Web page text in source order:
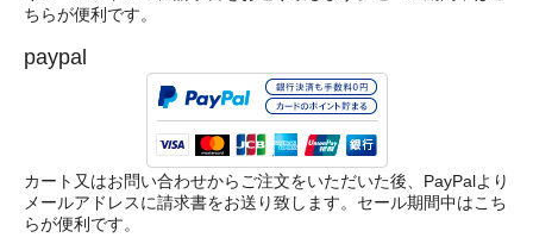
ちらが便利です。
paypal
カート又はお問い合わせからご注文をいただいた後、PayPalより
メールアドレスに請求書をお送り致します。セール期間中はこち
らが便利です。